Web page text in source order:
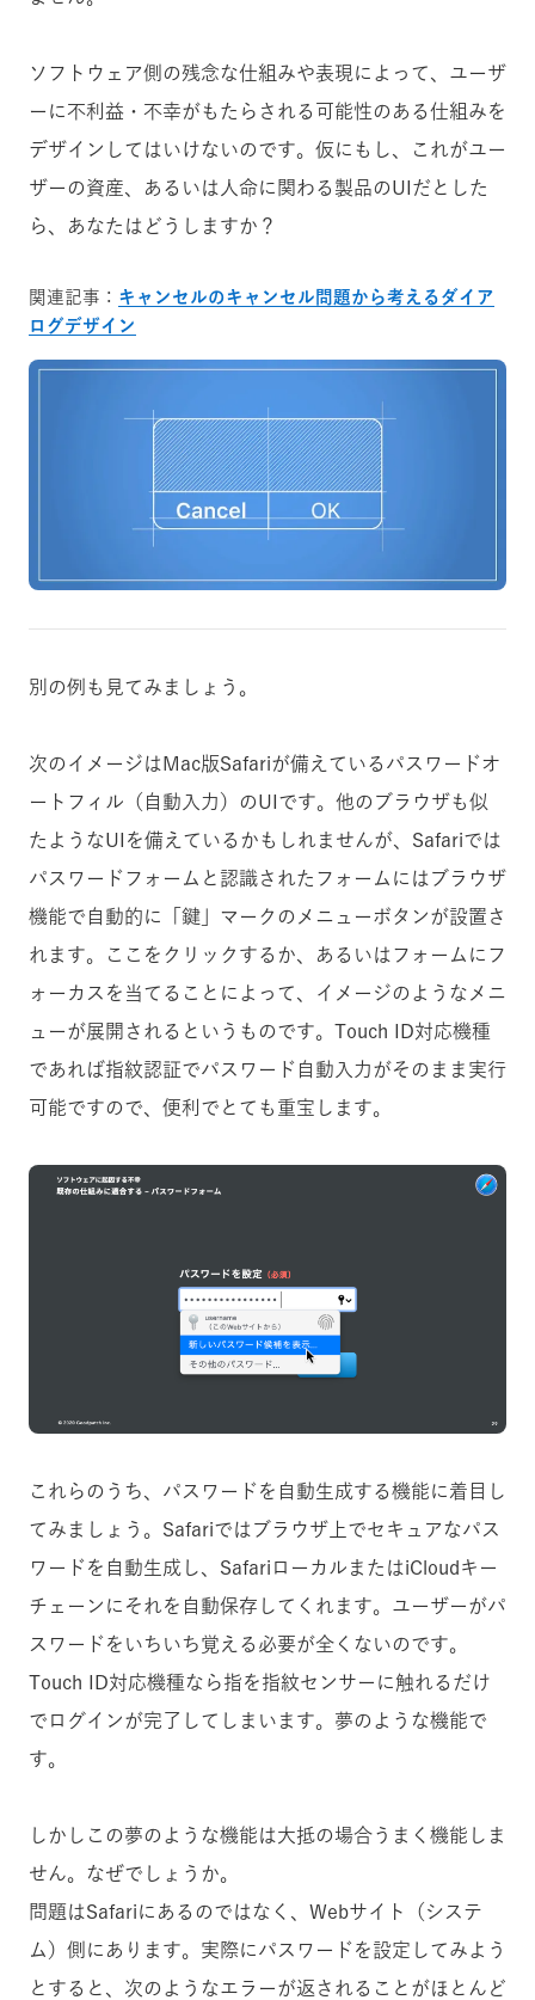
ソフトウェア側の残念な仕組みや表現によって、ユーザ
ーに不利益・不幸がもたらされる可能性のある仕組みを
デザインしてはいけないのです。仮にもし、これがユー
ザーの資産、あるいは人命に関わる製品のUIだとした
ら、あなたはどうしますか？
関連記事： キャンセルのキャンセル問題から考えるダイア
ログデザイン
別の例も見てみましょう。
次のイメージはMac版Safariが備えているパスワードオ
ートフィル（自動入力）のUIです。他のブラウザも似
たようなUIを備えているかもしれませんが、Safariでは
パスワードフォームと認識されたフォームにはブラウザ
機能で自動的に「鍵」マークのメニューボタンが設置さ
れます。ここをクリックするか、あるいはフォームにフ
ォーカスを当てることによって、イメージのようなメニ
ューが展開されるというものです。Touch ID対応機種
であれば指紋認証でパスワード自動入力がそのまま実行
可能ですので、便利でとても重宝します。
これらのうち、パスワードを自動生成する機能に着目し
てみましょう。Safariではブラウザ上でセキュアなパス
ワードを自動生成し、SafariローカルまたはiCloudキー
チェーンにそれを自動保存してくれます。ユーザーがパ
スワードをいちいち覚える必要が全くないのです。
Touch ID対応機種なら指を指紋センサーに触れるだけ
でログインが完了してしまいます。夢のような機能で
す。
しかしこの夢のような機能は大抵の場合うまく機能しま
せん。なぜでしょうか。
問題はSafariにあるのではなく、Webサイト（システ
ム）側にあります。実際にパスワードを設定してみよう
とすると、次のようなエラーが返されることがほとんど